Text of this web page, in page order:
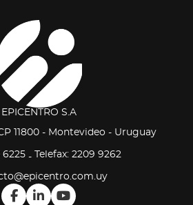
EPICENTRO S.A
11800 - Montevideo - Uruguay
6225- Telefax: 2209 9262